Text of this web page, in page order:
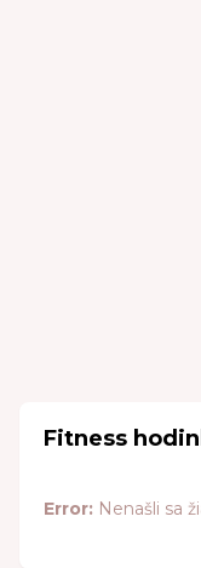
Fitness
Error: Nenašli sa